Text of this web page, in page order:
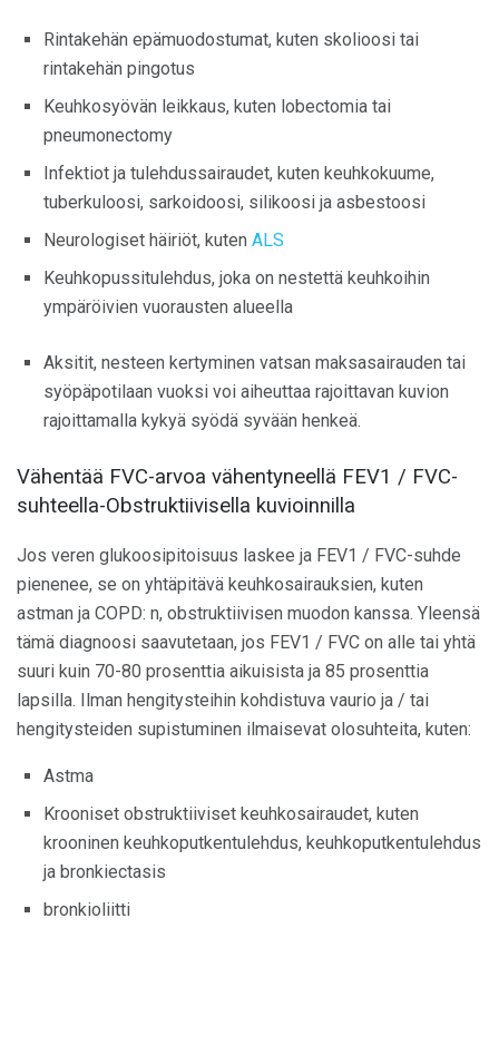
Rintakehän epämuodostumat, kuten skolioosi tai
rintakehän pingotus
Keuhkosyövän leikkaus, kuten lobectomia tai
pneumonectomy
Infektiot ja tulehdussairaudet, kuten keuhkokuume,
tuberkuloosi, sarkoidoosi, silikoosi ja asbestoosi
Neurologiset häiriöt, kuten ALS
Keuhkopussitulehdus, joka on nestettä keuhkoihin
ympäröivien vuorausten alueella
Aksitit, nesteen kertyminen vatsan maksasairauden tai
syöpäpotilaan vuoksi voi aiheuttaa rajoittavan kuvion
rajoittamalla kykyä syödä syvään henkeä.
Vähentää FVC-arvoa vähentyneellä FEV1 / FVC-
suhteella-Obstruktiivisella kuvioinnilla
Jos veren glukoosipitoisuus laskee ja FEV1 / FVC-suhde
pienenee, se on yhtäpitävä keuhkosairauksien, kuten
astman ja COPD: n, obstruktiivisen muodon kanssa. Yleensä
tämä diagnoosi saavutetaan, jos FEV1 / FVC on alle tai yhtä
suuri kuin 70-80 prosenttia aikuisista ja 85 prosenttia
lapsilla. Ilman hengitysteihin kohdistuva vaurio ja / tai
hengitysteiden supistuminen ilmaisevat olosuhteita, kuten:
Astma
Krooniset obstruktiiviset keuhkosairaudet, kuten
krooninen keuhkoputkentulehdus, keuhkoputkentulehdus
ja bronkiectasis
bronkioliitti